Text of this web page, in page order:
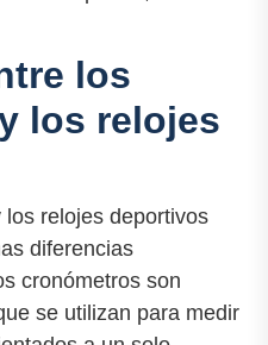
los
los relojes
relojes deportivos
diferencias
cronómetros son
se utilizan para medir